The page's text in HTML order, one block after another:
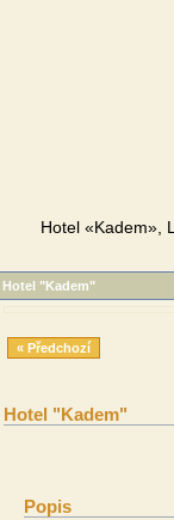
Hotel «Kadem»,
Hotel "Kadem"
« Předchozí
Hotel "Kadem"
Popis